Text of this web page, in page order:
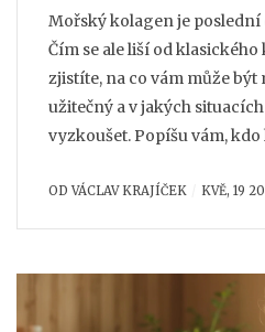
Mořský kolagen je
Čím se ale liší od
zjistíte, na co vám může
užitečný a v jakých
vyzkoušet. Popíšu vám,
vyhnout. Přidal jsem i tipy,
ODVÁCLAV KRAJÍČEK KVĚ, 19